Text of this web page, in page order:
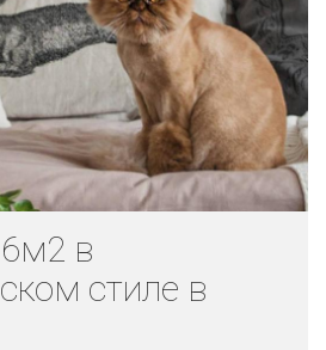
в
стиле в